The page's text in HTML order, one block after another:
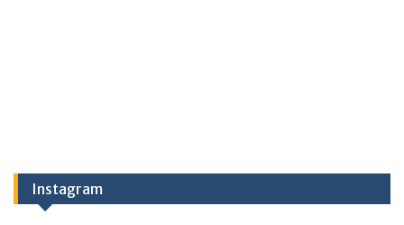
Instagram